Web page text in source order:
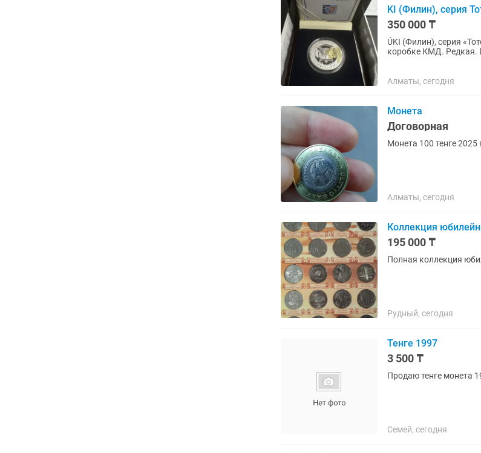
KI (Филин), серия
350 000 ₸
ÚKI (Филин), серия
коробке КМД. Редкая.
Алматы, сегодня
Монета
Договорная
Монета 100 тенге 2025
Алматы, сегодня
Коллекция
195 000 ₸
Полная коллекция
Рудный, сегодня
Тенге 1997
3 500 ₸
Продаю тенге монета
Семей, сегодня